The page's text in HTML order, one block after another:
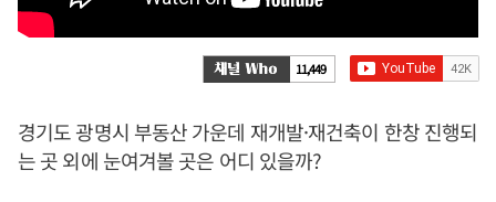
11,449
경기도 광명시 부동산 가운데 재개발·재건축이 한창 진행되
는 곳 외에 눈여겨볼 곳은 어디 있을까?